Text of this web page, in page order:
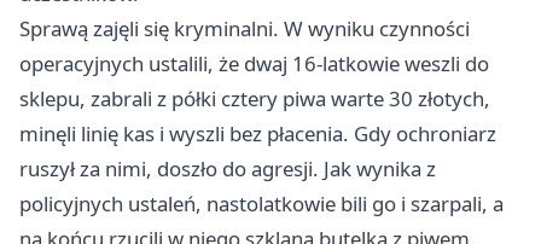
Sprawą zajęli się kryminalni. W wyniku czynności
operacyjnych ustalili, że dwaj 16-latkowie weszli do
sklepu, zabrali z półki cztery piwa warte 30 złotych,
minęli linię kas i wyszli bez płacenia. Gdy ochroniarz
ruszył za nimi, doszło do agresji. Jak wynika z
policyjnych ustaleń, nastolatkowie bili go i szarpali, a